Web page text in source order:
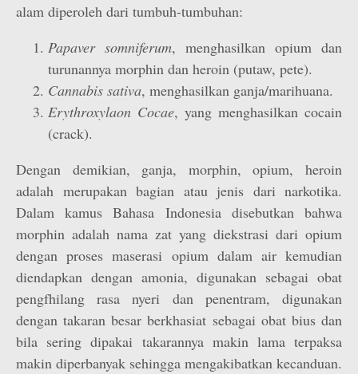
alam diperoleh dari tumbuh-tumbuhan:
Papaver somniferum, menghasilkan opium dan
turunannya morphin dan heroin (putaw, pete).
Cannabis sativa, menghasilkan ganja/marihuana.
Erythroxylaon Cocae, yang menghasilkan cocain
(crack).
Dengan demikian, ganja, morphin, opium, heroin
adalah merupakan bagian atau jenis dari narkotika.
Dalam kamus Bahasa Indonesia disebutkan bahwa
morphin adalah nama zat yang diekstrasi dari opium
dengan proses maserasi opium dalam air kemudian
diendapkan dengan amonia, digunakan sebagai obat
pengfhilang rasa nyeri dan penentram, digunakan
dengan takaran besar berkhasiat sebagai obat bius dan
bila sering dipakai takarannya makin lama terpaksa
makin diperbanyak sehingga mengakibatkan kecanduan.